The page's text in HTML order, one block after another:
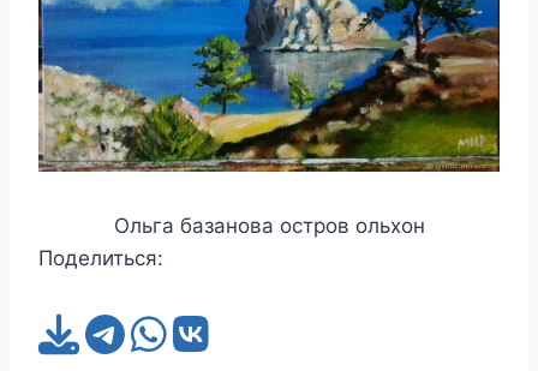
Ольга базанова остров ольхон
Поделиться: